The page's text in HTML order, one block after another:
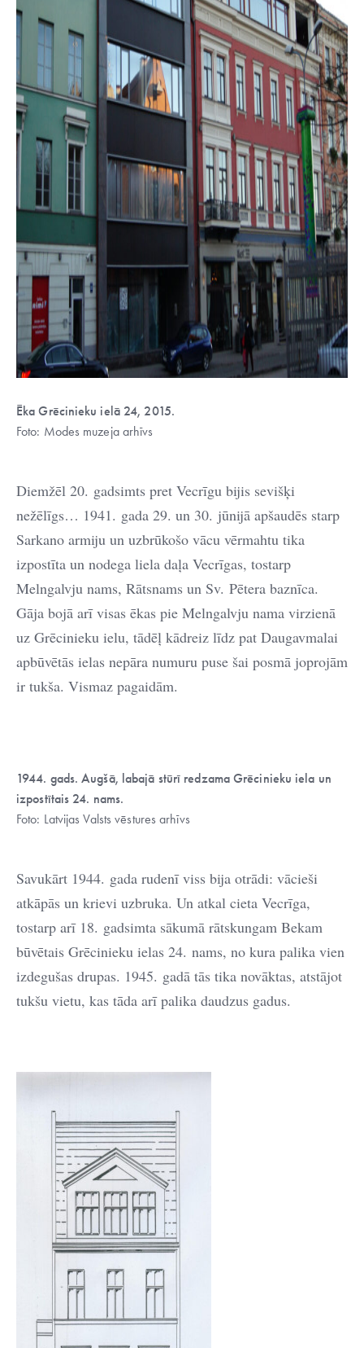
Ēka Grēcinieku ielā 24, 2015.
Foto: Modes muzeja arhīvs
Diemžēl 20. gadsimts pret Vecrīgu bijis sevišķi
nežēlīgs… 1941. gada 29. un 30. jūnijā apšaudēs starp
Sarkano armiju un uzbrūkošo vācu vērmahtu tika
izpostīta un nodega liela daļa Vecrīgas, tostarp
Melngalvju nams, Rātsnams un Sv. Pētera baznīca.
Gāja bojā arī visas ēkas pie Melngalvju nama virzienā
uz Grēcinieku ielu, tādēļ kādreiz līdz pat Daugavmalai
apbūvētās ielas nepāra numuru puse šai posmā joprojām
ir tukša. Vismaz pagaidām.
1944. gads. Augšā, labajā stūrī redzama Grēcinieku iela un
izpostītais 24. nams.
Foto: Latvijas Valsts vēstures arhīvs
Savukārt 1944. gada rudenī viss bija otrādi: vācieši
atkāpās un krievi uzbruka. Un atkal cieta Vecrīga,
tostarp arī 18. gadsimta sākumā rātskungam Bekam
būvētais Grēcinieku ielas 24. nams, no kura palika vien
izdegušas drupas. 1945. gadā tās tika novāktas, atstājot
tukšu vietu, kas tāda arī palika daudzus gadus.